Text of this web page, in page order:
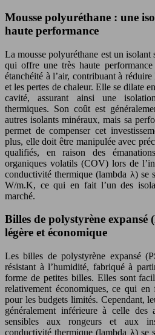
Mousse polyuréthane : une
haute performance
La mousse polyuréthane est un
qui offre une très haute
étanchéité à l’air, contribuant à
et les pertes de chaleur. Elle se dilate
cavité, assurant ainsi une
thermiques. Son coût est
autres isolants minéraux, mais sa
permet de compenser cet
plus, elle doit être manipulée avec
qualifiés, en raison des
organiques volatils (COV) lors de
conductivité thermique (lambda λ) se
W/m.K, ce qui en fait l’un des
marché.
Billes de polystyrène expansé
légère et économique
Les billes de polystyrène expansé
résistant à l’humidité, fabriqué à
forme de petites billes. Elles sont
relativement économiques, ce qui en
pour les budgets limités. Cependant,
généralement inférieure à celle des
sensibles aux rongeurs et aux
conductivité thermique (lambda λ) se